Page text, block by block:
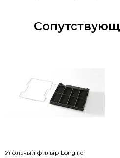
Угольный фильтр Longlife